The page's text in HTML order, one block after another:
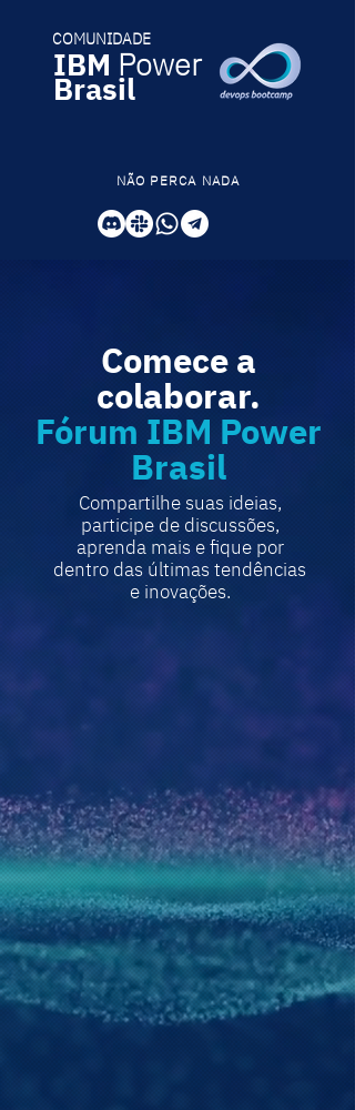
COMUNIDADE
IBM Power
Brasil
NÃO PERCA NADA
Comece a
colaborar.
Fórum IBM Power
Brasil
Compartilhe suas ideias,
participe de discussões,
aprenda mais e fique por
dentro das últimas tendências
e inovações.